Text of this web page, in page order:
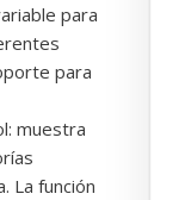
para
para
muestra
La función